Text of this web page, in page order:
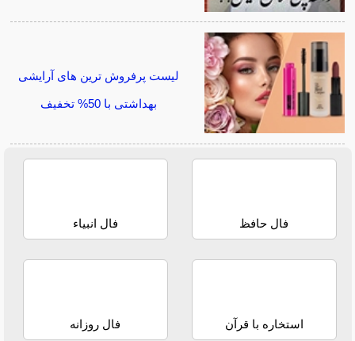
لیست پرفروش ترین های آرایشی
بهداشتی با 50% تخفیف
فال حافظ فال انبیاء
استخاره با قرآن فال روزانه